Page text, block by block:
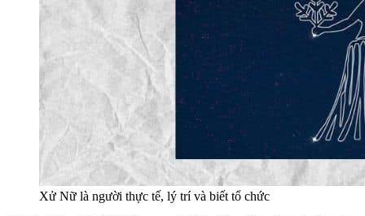
Xử Nữ là người thực tế, lý trí và biết tổ chức